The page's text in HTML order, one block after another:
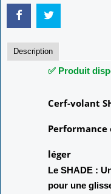
Description
✅ Produit
Cerf-volant
léger
Le SHADE :
pour une